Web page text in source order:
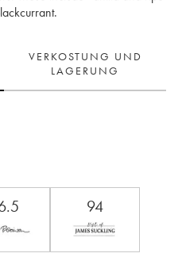
VERKOSTUNG UND
LAGERUNG
94